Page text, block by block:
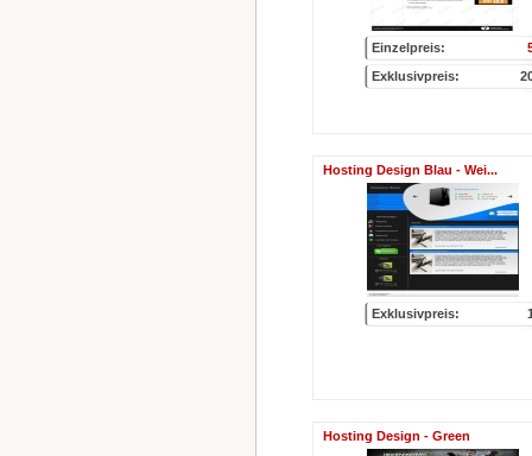
Einzelpreis:
Exklusivpreis:
Hosting Design Blau - Wei...
Exklusivpreis:
Hosting Design - Green